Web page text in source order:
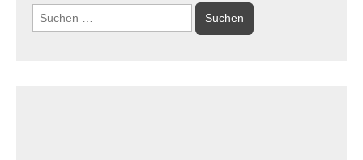
Suchen
nach: